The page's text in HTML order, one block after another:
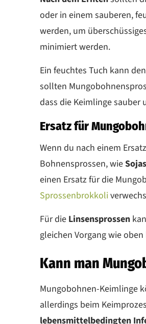
oder in einem sauberen,
werden, um
minimiert werden.
Ein feuchtes Tuch kann
sollten
dass die Keimlinge
Ersatz für
Wenn du nach einem
Bohnensprossen, wie
einen Ersatz für die
Sprossenbrokkoli
Für die Linsensprossen
gleichen Vorgang wie
Kann man
Mungobohnen-Keimlinge
allerdings beim
lebensmittelbedingten